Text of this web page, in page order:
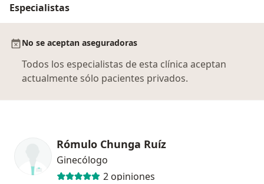
Especialistas
No se aceptan aseguradoras
Todos los especialistas de esta clínica aceptan
actualmente sólo pacientes privados.
Rómulo Chunga Ruíz
Ginecólogo
2 opiniones